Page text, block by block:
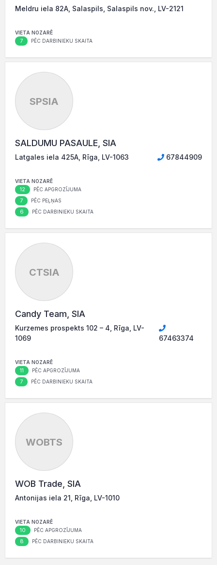
Meldru iela 82A, Salaspils, Salaspils nov., LV-2121
VIETA NOZARĒ
7 PĒC DARBINIEKU SKAITA
SPSIA
SALDUMU PASAULE, SIA
Latgales iela 425A, Rīga, LV-1063 67844909
VIETA NOZARĒ
12 PĒC APGROZĪJUMA
7 PĒC PEĻŅAS
6 PĒC DARBINIEKU SKAITA
CTSIA
Candy Team, SIA
Kurzemes prospekts 102 – 4, Rīga, LV-
1069
67463374
VIETA NOZARĒ
11 PĒC APGROZĪJUMA
7 PĒC DARBINIEKU SKAITA
WOBTS
WOB Trade, SIA
Antonijas iela 21, Rīga, LV-1010
VIETA NOZARĒ
10 PĒC APGROZĪJUMA
8 PĒC DARBINIEKU SKAITA